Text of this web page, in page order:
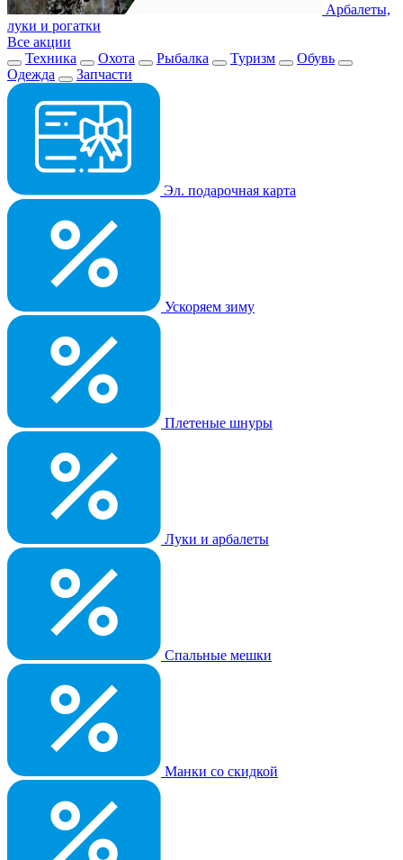
Арбалеты,
луки и рогатки
Все акции
Техника
Охота Рыбалка Туризм
Обувь
Одежда
Запчасти
Эл. подарочная карта
Ускоряем зиму
Плетеные шнуры
Луки и арбалеты
Спальные мешки
Манки со скидкой